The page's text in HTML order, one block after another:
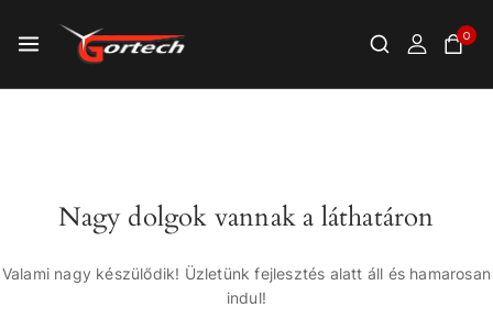
0
Nagy dolgok vannak a láthatáron
Valami nagy készülődik! Üzletünk fejlesztés alatt áll és hamarosan
indul!